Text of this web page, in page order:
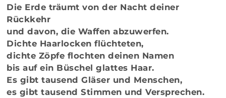
Die Erde träumt von der Nacht deiner
Rückkehr
und davon, die Waffen abzuwerfen.
Dichte Haarlocken flüchteten,
dichte Zöpfe flochten deinen Namen
bis auf ein Büschel glattes Haar.
Es gibt tausend Gläser und Menschen,
es gibt tausend Stimmen und Versprechen.